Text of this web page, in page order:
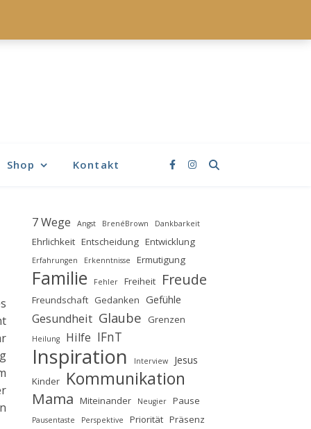
Shop Kontakt
7 Wege Angst BrenéBrown Dankbarkeit
Ehrlichkeit Entscheidung Entwicklung
Erfahrungen Erkenntnisse Ermutigung
Familie Fehler Freiheit Freude
Freundschaft Gedanken Gefühle
Gesundheit Glaube Grenzen
Heilung Hilfe IFnT
Inspiration Interview Jesus
Kinder Kommunikation
Mama Miteinander Neugier Pause
Pausentaste Perspektive Priorität Präsenz